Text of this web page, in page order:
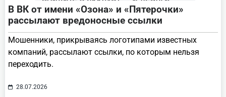
В ВК от имени «Озона» и «Пятерочки»
рассылают вредоносные ссылки
Мошенники, прикрываясь логотипами известных
компаний, рассылают ссылки, по которым нельзя
переходить.
28.07.2026